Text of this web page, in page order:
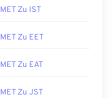
MET Zu IST
MET Zu EET
MET Zu EAT
MET Zu JST